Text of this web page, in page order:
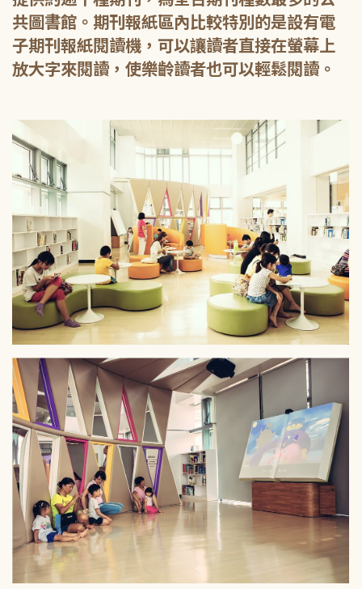
共圖書館。期刊報紙區內比較特別的是設有電
子期刊報紙閱讀機，可以讓讀者直接在螢幕上
放大字來閱讀，使樂齡讀者也可以輕鬆閱讀。